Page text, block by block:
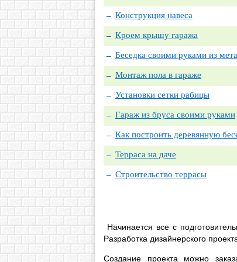
Конструкция навеса
Кроем крышу гаража
Беседка своими руками из
Монтаж пола в гараже
Установки сетки рабицы
Гараж из бруса своими руками
Как построить деревянную
Терраса на даче
Строительство террасы
Начинается все с
Разработка дизайнерского
Создание проекта можно